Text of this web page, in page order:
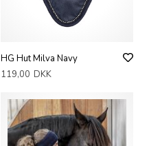
HG Hut Milva Navy
119,00 DKK